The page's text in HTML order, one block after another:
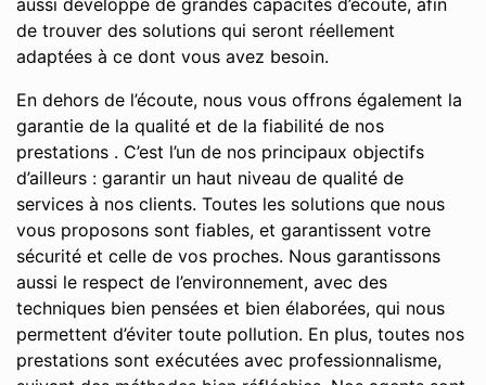
aussi développé de grandes capacités d’écoute, afin
de trouver des solutions qui seront réellement
adaptées à ce dont vous avez besoin.
En dehors de l’écoute, nous vous offrons également la
garantie de la qualité et de la fiabilité de nos
prestations . C’est l’un de nos principaux objectifs
d’ailleurs : garantir un haut niveau de qualité de
services à nos clients. Toutes les solutions que nous
vous proposons sont fiables, et garantissent votre
sécurité et celle de vos proches. Nous garantissons
aussi le respect de l’environnement, avec des
techniques bien pensées et bien élaborées, qui nous
permettent d’éviter toute pollution. En plus, toutes nos
prestations sont exécutées avec professionnalisme,